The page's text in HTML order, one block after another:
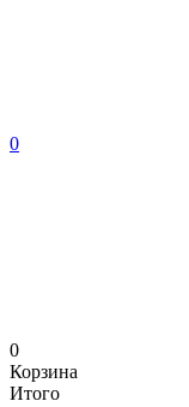
0
0
Корзина
Итого